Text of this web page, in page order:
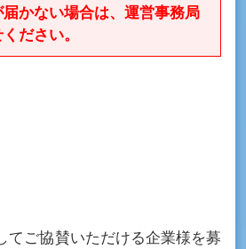
かない場合は、運営事務局
ださい。
てご協賛いただける企業様を募